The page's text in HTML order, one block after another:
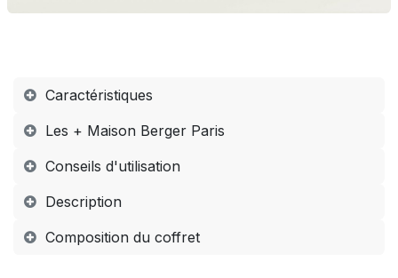
Caractéristiques
Les + Maison Berger Paris
Conseils d'utilisation
Description
Composition du coffret​